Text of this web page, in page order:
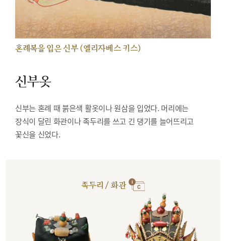
혼례복을 입은 신부 (엘리자베스 키스)
신부옷
신부는 혼례 때 붉은색 활옷이나 원삼을 입었다. 머리에는
장식이 달린 화관이나 족두리를 쓰고 긴 댕기를 늘어뜨리고
꽃신을 신었다.
족두리 / 화관